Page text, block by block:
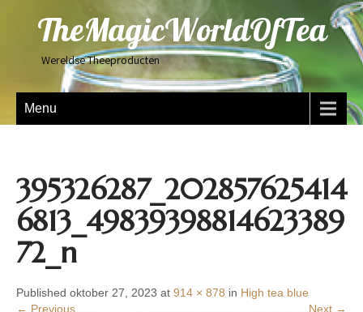
TheMagicWorldOfTea
Wereldse Theeproducten
Menu
395326287_202857625414
6813_49839398814623389
72_n
Published oktober 27, 2023 at 914 × 878 in High tea blue
← Previous
Next →